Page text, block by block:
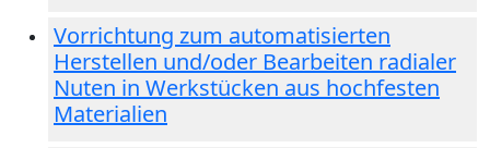
Vorrichtung zum automatisierten
Herstellen und/oder Bearbeiten radialer
Nuten in Werkstücken aus hochfesten
Materialien